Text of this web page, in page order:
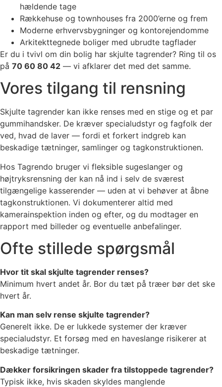
hældende tage
Rækkehuse og townhouses fra 2000’erne og frem
Moderne erhvervsbygninger og kontorejendomme
Arkitekttegnede boliger med ubrudte tagflader
Er du i tvivl om din bolig har skjulte tagrender? Ring til os
på 70 60 80 42 — vi afklarer det med det samme.
Vores tilgang til rensning
Skjulte tagrender kan ikke renses med en stige og et par
gummihandsker. De kræver specialudstyr og fagfolk der
ved, hvad de laver — fordi et forkert indgreb kan
beskadige tætninger, samlinger og tagkonstruktionen.
Hos Tagrendo bruger vi fleksible sugeslanger og
højtryksrensning der kan nå ind i selv de sværest
tilgængelige kasserender — uden at vi behøver at åbne
tagkonstruktionen. Vi dokumenterer altid med
kamerainspektion inden og efter, og du modtager en
rapport med billeder og eventuelle anbefalinger.
Ofte stillede spørgsmål
Hvor tit skal skjulte tagrender renses?
Minimum hvert andet år. Bor du tæt på træer bør det ske
hvert år.
Kan man selv rense skjulte tagrender?
Generelt ikke. De er lukkede systemer der kræver
specialudstyr. Et forsøg med en haveslange risikerer at
beskadige tætninger.
Dækker forsikringen skader fra tilstoppede tagrender?
Typisk ikke, hvis skaden skyldes manglende